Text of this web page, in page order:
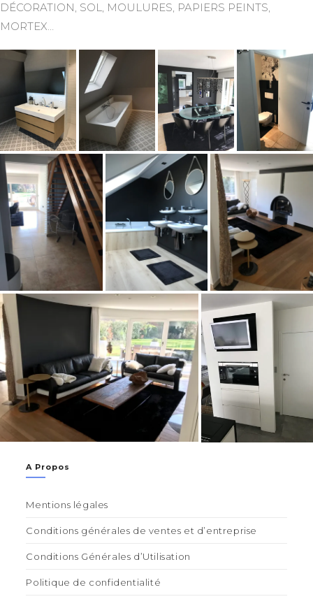
DÉCORATION, SOL, MOULURES, PAPIERS PEINTS,
MORTEX…
A Propos
Mentions légales
Conditions générales de ventes et d’entreprise
Conditions Générales d’Utilisation
Politique de confidentialité